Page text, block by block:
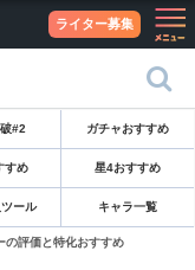
ライター募集
#2 ガチャおすすめ
すめ 星4おすすめ
ール キャラ一覧
の評価と特化おすすめ